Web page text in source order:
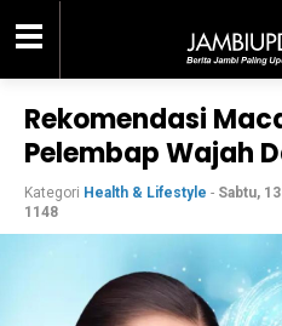
Rekomendasi
Pelembap Wajah
Kategori Health & Lifestyle - Sabtu,
1148